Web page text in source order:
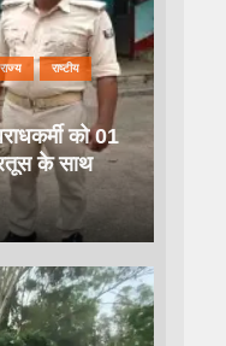
राज्य राष्टीय
को 01
के साथ